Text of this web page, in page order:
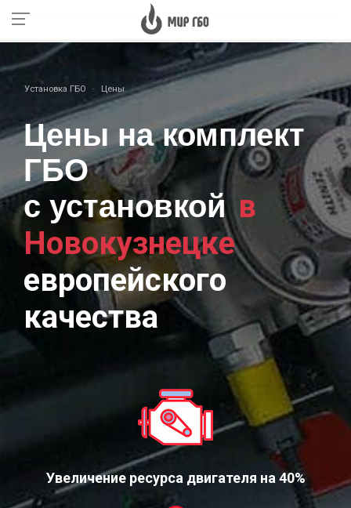
Установка ГБО Цены
Цены на комплект
ГБО
с установкой в
Новокузнецке
европейского
качества
Увеличение ресурса двигателя на 40%